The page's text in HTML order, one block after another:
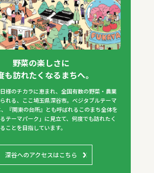
野菜の楽しさに
も訪れたくなるまちへ。
様のチカラに恵まれ、全国有数の野菜・農業
れる、ここ埼玉県深谷市。ベジタブルテーマ
『関東の台所』とも呼ばれるこのまち全体を
るテーマパーク」に見立て、何度でも訪れたく
ことを目指しています。
深谷へのアクセスはこちら